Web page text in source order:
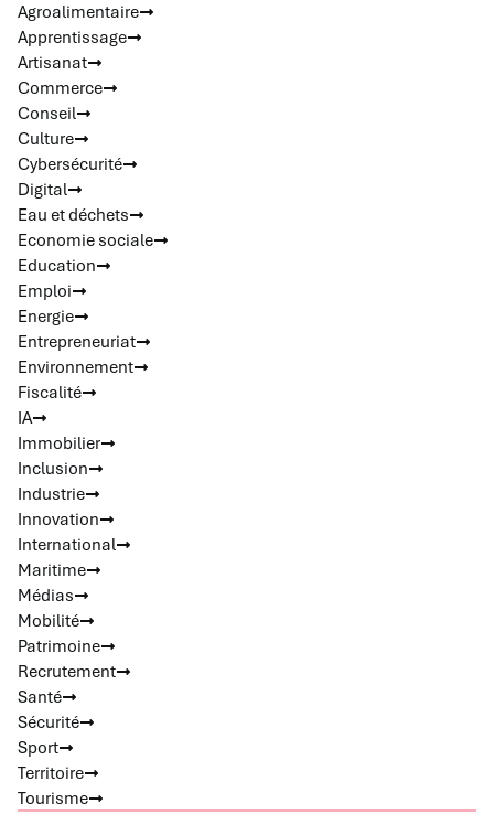
Agroalimentaire
Apprentissage
Artisanat
Commerce
Conseil
Culture
Cybersécurité
Digital
Eau et déchets
Economie sociale
Education
Emploi
Energie
Entrepreneuriat
Environnement
Fiscalité
IA
Immobilier
Inclusion
Industrie
Innovation
International
Maritime
Médias
Mobilité
Patrimoine
Recrutement
Santé
Sécurité
Sport
Territoire
Tourisme